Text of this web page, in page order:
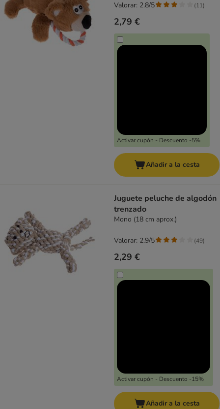
2,79 €
Activar cupón - Descuento -5%
Valorar: 2.8/5 (11)
Añadir a la cesta
Juguete peluche de algodón
trenzado
Mono (18 cm aprox.)
2,29 €
Activar cupón - Descuento -15%
Valorar: 2.9/5 (49)
Añadir a la cesta